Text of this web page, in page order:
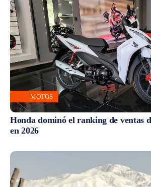
MOTOS
Honda dominó el ranking de ventas
en 2026